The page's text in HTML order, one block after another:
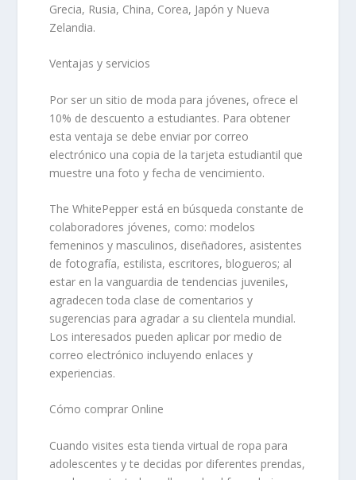
Grecia, Rusia, China, Corea, Japón y Nueva
Zelandia.
Ventajas y servicios
Por ser un sitio de moda para jóvenes, ofrece el
10% de descuento a estudiantes. Para obtener
esta ventaja se debe enviar por correo
electrónico una copia de la tarjeta estudiantil que
muestre una foto y fecha de vencimiento.
The WhitePepper está en búsqueda constante de
colaboradores jóvenes, como: modelos
femeninos y masculinos, diseñadores, asistentes
de fotografía, estilista, escritores, blogueros; al
estar en la vanguardia de tendencias juveniles,
agradecen toda clase de comentarios y
sugerencias para agradar a su clientela mundial.
Los interesados pueden aplicar por medio de
correo electrónico incluyendo enlaces y
experiencias.
Cómo comprar Online
Cuando visites esta tienda virtual de ropa para
adolescentesy te decidas por diferentes prendas,